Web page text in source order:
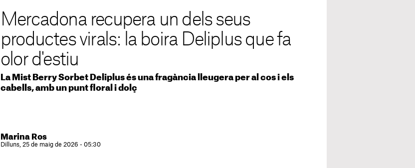
Mercadona recupera un dels seus
productes virals: la boira Deliplus que fa
olor d'estiu
La Mist Berry Sorbet Deliplus és una fragància lleugera per al cos i els
cabells, amb un punt floral i dolç
Marina Ros
Dilluns, 25 de maig de 2026 - 05:30